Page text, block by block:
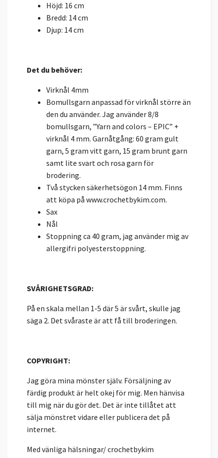
Höjd: 16 cm
Bredd: 14 cm
Djup: 14 cm
Det du behöver:
Virknål 4mm
Bomullsgarn anpassad för virknål större än
den du använder. Jag använder 8/8
bomullsgarn, ”Yarn and colors – EPIC” +
virknål 4 mm. Garnåtgång: 60 gram gult
garn, 5 gram vitt garn, 15 gram brunt garn
samt lite svart och rosa garn för
brodering.
Två stycken säkerhetsögon 14 mm. Finns
att köpa på www.crochetbykim.com.
Sax
Nål
Stoppning ca 40 gram, jag använder mig av
allergifri polyesterstoppning.
SVÅRIGHETSGRAD:
På en skala mellan 1-5 där 5 är svårt, skulle jag
säga 2. Det svåraste är att få till broderingen.
COPYRIGHT:
Jag göra mina mönster själv. Försäljning av
färdig produkt är helt okej för mig. Men hänvisa
till mig när du gör det. Det är inte tillåtet att
sälja mönstret vidare eller publicera det på
internet.
Med vänliga hälsningar/ crochetbykim